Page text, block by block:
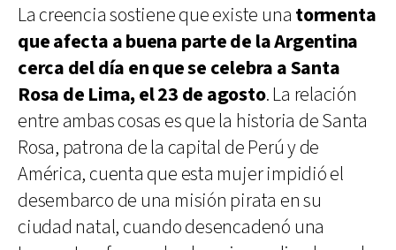
La creencia sostiene que existe una tormenta
que afecta a buena parte de la Argentina
cerca del día en que se celebra a Santa
Rosa de Lima, el 23 de agosto. La relación
entre ambas cosas es que la historia de Santa
Rosa, patrona de la capital de Perú y de
América, cuenta que esta mujer impidió el
desembarco de una misión pirata en su
ciudad natal, cuando desencadenó una